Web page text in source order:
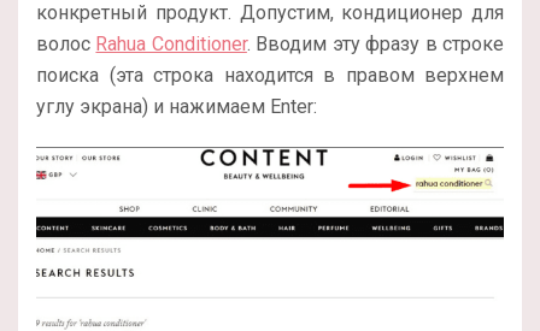
конкретный продукт. Допустим, кондиционер для
волос Rahua Conditioner. Вводим эту фразу в строке
поиска (эта строка находится в правом верхнем
углу экрана) и нажимаем Enter: